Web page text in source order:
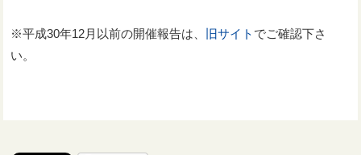
※平成30年12月以前の開催報告は、 旧サイト でご確認下さ
い。